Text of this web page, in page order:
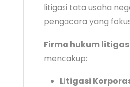
litigasi tata usaha
pengacara yang
Firma hukum
mencakup:
Litigasi